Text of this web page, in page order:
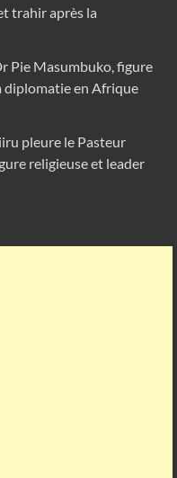
trahir après la
Pie Masumbuko, figure
diplomatie en Afrique
pleure le Pasteur
religieuse et leader